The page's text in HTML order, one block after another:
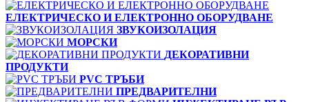
ЕЛЕКТРИЧЕСКО И ЕЛЕКТРОННО ОБОРУДВАНЕ
ЗВУКОИЗОЛАЦИЯ
МОРСКИ
ДЕКОРАТИВНИ
ПРОДУКТИ
PVC ТРЪБИ
ПРЕДВАРИТЕЛНИ